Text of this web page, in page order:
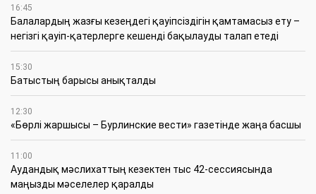
16:45
Балалардың жазғы кезеңдегі қауіпсіздігін қамтамасыз ету –
негізгі қауіп-қатерлерге кешенді бақылауды талап етеді
15:30
Батыстың барысы анықталды
12:30
«Бөрлі жаршысы – Бурлинские вести» газетінде жаңа басшы
11:00
Аудандық мәслихаттың кезектен тыс 42-сессиясында
маңызды мәселелер қаралды